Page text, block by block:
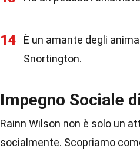
14
È un amante degli
Snortington.
Impegno Sociale
Rainn Wilson non è solo un
socialmente. Scopriamo